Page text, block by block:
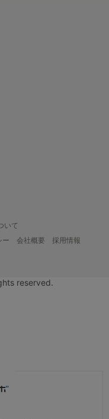
いて
ー 会社概要
採用情報
reserved.